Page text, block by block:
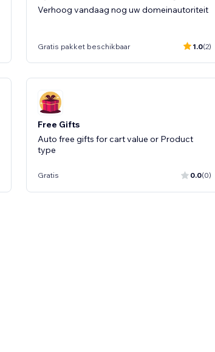
Verhoog vandaag nog uw domeinautoriteit
Gratis pakket beschikbaar 1.0(2)
Free Gifts
Auto free gifts for cart value or Product
type
Gratis 0.0(0)